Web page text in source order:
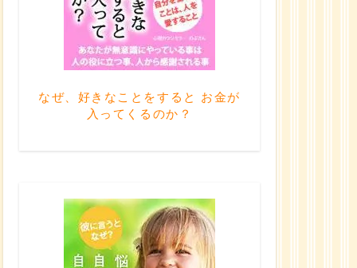
なぜ、好きなことをすると お金が
入ってくるのか？